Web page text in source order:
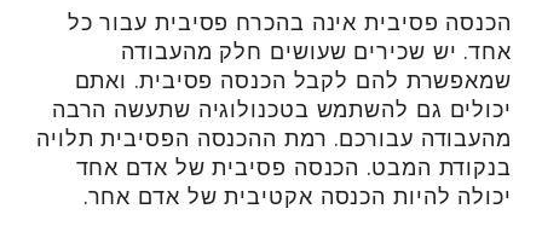
הכנסה פסיבית אינה בהכרח פסיבית עבור כל
אחד. יש שכירים שעושים חלק מהעבודה
שמאפשרת להם לקבל הכנסה פסיבית. ואתם
יכולים גם להשתמש בטכנולוגיה שתעשה הרבה
מהעבודה עבורכם. רמת ההכנסה הפסיבית תלויה
בנקודת המבט. הכנסה פסיבית של אדם אחד
יכולה להיות הכנסה אקטיבית של אדם אחר.